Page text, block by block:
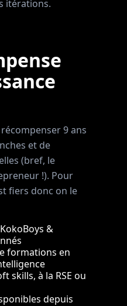
itérations.
9 ans
et de
(bref, le
!). Pour
fiers donc on le
&
formations en
skills, à la RSE ou
depuis